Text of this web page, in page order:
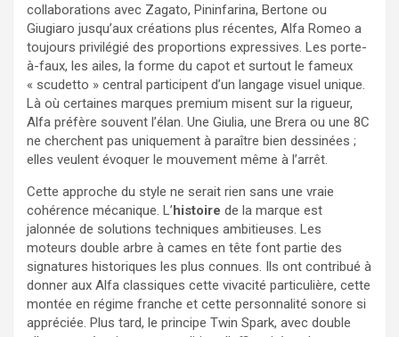
collaborations avec Zagato, Pininfarina, Bertone ou
Giugiaro jusqu’aux créations plus récentes, Alfa Romeo a
toujours privilégié des proportions expressives. Les porte-
à-faux, les ailes, la forme du capot et surtout le fameux
« scudetto » central participent d’un langage visuel unique.
Là où certaines marques premium misent sur la rigueur,
Alfa préfère souvent l’élan. Une Giulia, une Brera ou une 8C
ne cherchent pas uniquement à paraître bien dessinées ;
elles veulent évoquer le mouvement même à l’arrêt.
Cette approche du style ne serait rien sans une vraie
cohérence mécanique. L’histoire de la marque est
jalonnée de solutions techniques ambitieuses. Les
moteurs double arbre à cames en tête font partie des
signatures historiques les plus connues. Ils ont contribué à
donner aux Alfa classiques cette vivacité particulière, cette
montée en régime franche et cette personnalité sonore si
appréciée. Plus tard, le principe Twin Spark, avec double